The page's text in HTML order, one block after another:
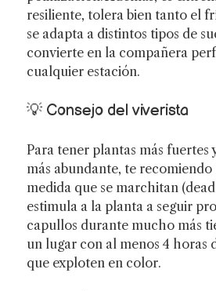
resiliente, tolera bien tanto el
se adapta a distintos tipos de
convierte en la compañera
cualquier estación.
💡 Consejo del viverista
Para tener plantas más fuertes
más abundante, te
medida que se marchitan
estimula a la planta a seguir
capullos durante mucho más
un lugar con al menos 4 horas
que exploten en color.